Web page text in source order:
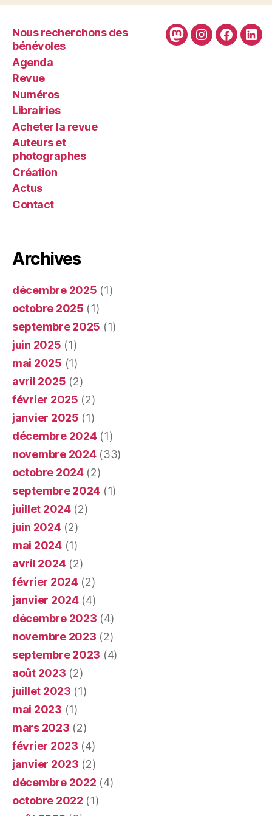
Nous recherchons des
bénévoles
Agenda
Revue
Numéros
Librairies
Acheter la revue
Auteurs et
photographes
Création
Actus
Contact
MastodonInstagram
Archives
décembre 2025 (1)
octobre 2025 (1)
septembre 2025 (1)
juin 2025 (1)
mai 2025 (1)
avril 2025 (2)
février 2025 (2)
janvier 2025 (1)
décembre 2024(1)
novembre 2024(33)
octobre 2024(2)
septembre 2024 (1)
juillet 2024(2)
juin 2024(2)
mai 2024(1)
avril 2024(2)
février 2024(2)
janvier 2024(4)
décembre 2023 (4)
novembre 2023 (2)
septembre 2023 (4)
août 2023 (2)
juillet 2023 (1)
mai 2023 (1)
mars 2023 (2)
février 2023 (4)
janvier 2023 (2)
décembre 2022 (4)
octobre 2022 (1)